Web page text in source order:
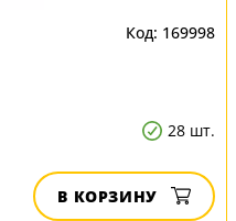
169998
28 шт.
В КОРЗИНУ